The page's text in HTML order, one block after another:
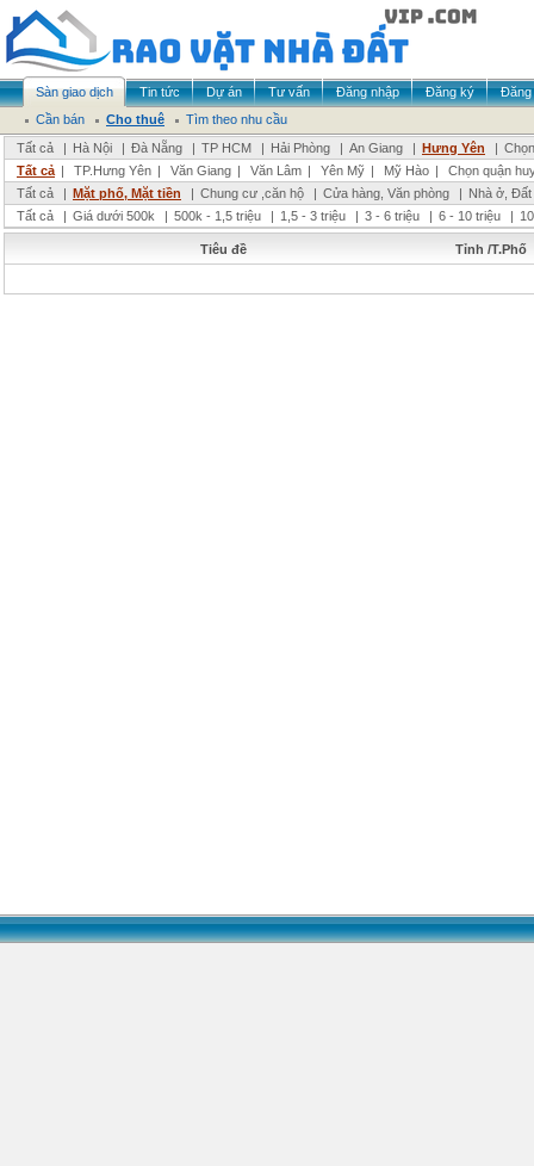
Sàn giao dịch Tin tức Dự án Tư vấn Đăng nhập Đăng ký
Đăng
Cần bán
Cho thuê
Tìm theo nhu cầu
Tất cả
| Hà Nội | Đà Nẵng | TP HCM | Hải Phòng | An Giang | Hưng Yên |
Tất cả | TP.Hưng Yên | Văn Giang | Văn Lâm | Yên Mỹ | Mỹ Hào |
Chọn quận
Tất cả
| Mặt phố, Mặt tiền | Chung cư ,căn hộ | Cửa hàng, Văn phòng | Nhà ở,
Tất cả
| Giá dưới 500k | 500k - 1,5 triệu | 1,5 - 3 triệu | 3 - 6 triệu | 6 - 10 triệu |
Tiêu đề Tỉnh /T.Phố